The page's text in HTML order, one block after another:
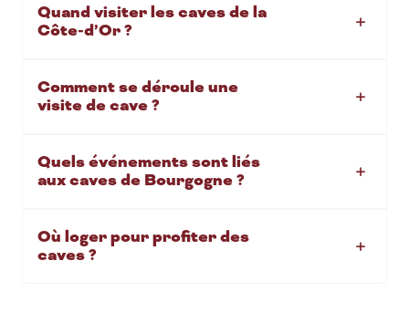
Quand visiter les caves de la
Côte-d’Or ?
Comment se déroule une
visite de cave ?
Quels événements sont liés
aux caves de Bourgogne ?
Où loger pour profiter des
caves ?